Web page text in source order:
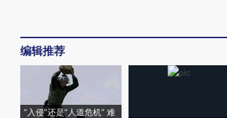
编辑推荐
“入侵”还是“人道危机” 难